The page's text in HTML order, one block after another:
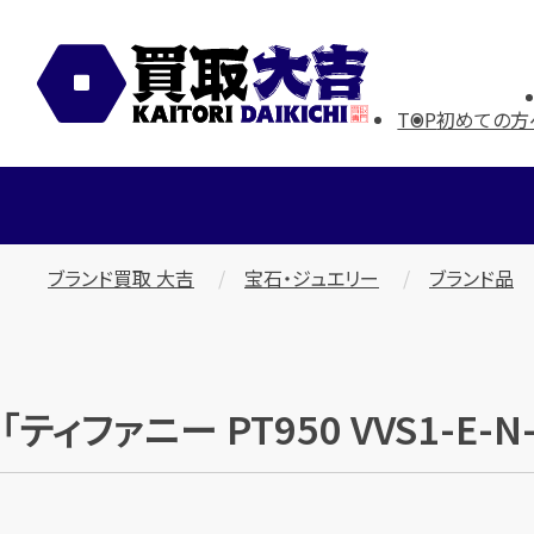
TOP初めての
ブランド買取 大吉 宝石・ジュエリー ブランド品
「ティファニー PT950 VVS1-E-